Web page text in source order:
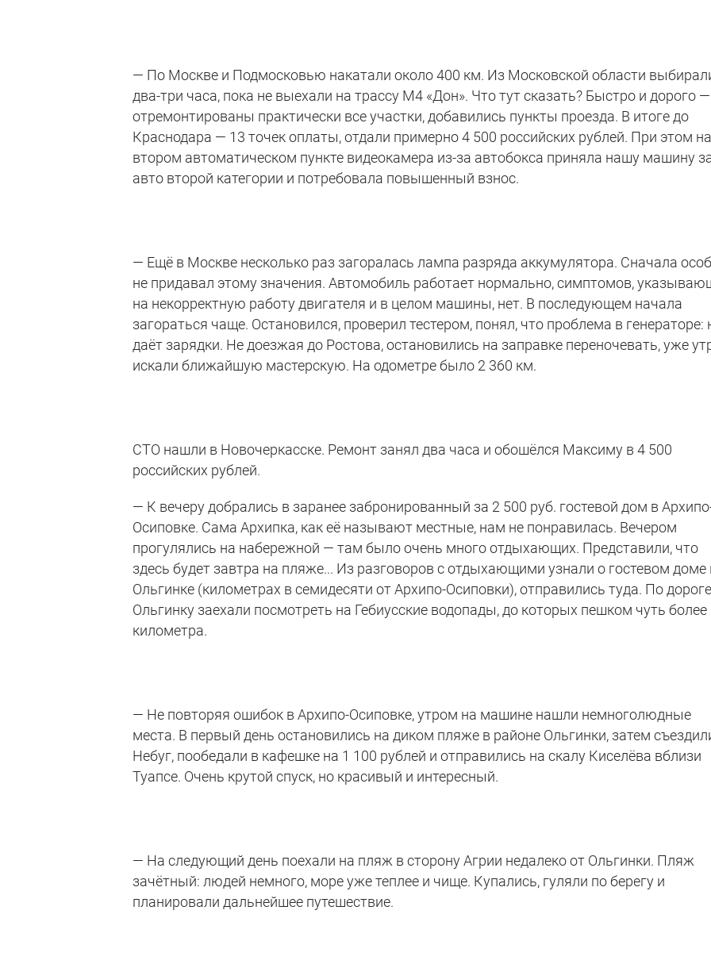
— По Москве и Подмосковью накатали около 400 км. Из Московской области
два-три часа, пока не выехали на трассу М4 «Дон». Что тут сказать? Быстро и дорого —
отремонтированы практически все участки, добавились пункты проезда. В итоге до
Краснодара — 13 точек оплаты, отдали примерно 4 500 российских рублей. При этом
втором автоматическом пункте видеокамера из-за автобокса приняла нашу машину
авто второй категории и потребовала повышенный взнос.
— Ещё в Москве несколько раз загоралась лампа разряда аккумулятора. Сначала
не придавал этому значения. Автомобиль работает нормально, симптомов,
на некорректную работу двигателя и в целом машины, нет. В последующем начала
загораться чаще. Остановился, проверил тестером, понял, что проблема в генераторе:
даёт зарядки. Не доезжая до Ростова, остановились на заправке переночевать, уже
искали ближайшую мастерскую. На одометре было 2 360 км.
СТО нашли в Новочеркасске. Ремонт занял два часа и обошёлся Максиму в 4 500
российских рублей.
— К вечеру добрались в заранее забронированный за 2 500 руб. гостевой дом в
Осиповке. Сама Архипка, как её называют местные, нам не понравилась. Вечером
прогулялись на набережной — там было очень много отдыхающих. Представили, что
здесь будет завтра на пляже... Из разговоров с отдыхающими узнали о гостевом доме
Ольгинке (километрах в семидесяти от Архипо-Осиповки), отправились туда. По
Ольгинку заехали посмотреть на Гебиусские водопады, до которых пешком чуть более
километра.
— Не повторяя ошибок в Архипо-Осиповке, утром на машине нашли немноголюдные
места. В первый день остановились на диком пляже в районе Ольгинки, затем
Небуг, пообедали в кафешке на 1 100 рублей и отправились на скалу Киселёва вблизи
Туапсе. Очень крутой спуск, но красивый и интересный.
— На следующий день поехали на пляж в сторону Агрии недалеко от Ольгинки. Пляж
зачётный: людей немного, море уже теплее и чище. Купались, гуляли по берегу и
планировали дальнейшее путешествие.